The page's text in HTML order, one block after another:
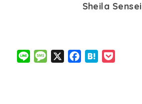
Sheila Sensei
Line Message Facebook
Hatena